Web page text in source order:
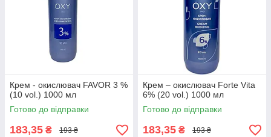
Крем - окислювач FAVOR 3 %
(10 vol.) 1000 мл
Готово до відправки
183,35 ₴ 193 ₴
Крем – окислювач Forte Vita
6% (20 vol.) 1000 мл
Готово до відправки
183,35 ₴ 193 ₴